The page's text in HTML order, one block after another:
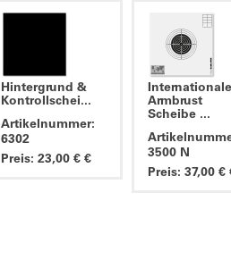
Hintergrund &
Kontrollschei...
Artikelnummer:
6302
Preis: 23,00 € €
Internationale
Armbrust
Scheibe ...
3500 N
Preis: 37,00 €